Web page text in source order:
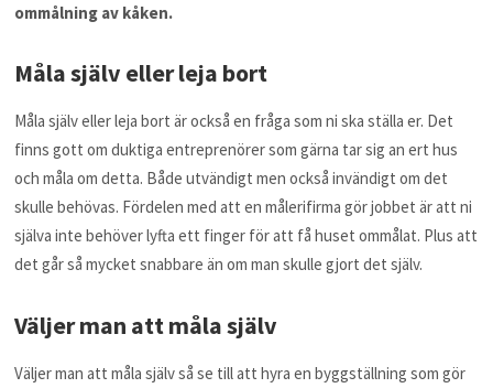
ommålning av kåken.
Måla själv eller leja bort
Måla själv eller leja bort är också en fråga som ni ska ställa er. Det
finns gott om duktiga entreprenörer som gärna tar sig an ert hus
och måla om detta. Både utvändigt men också invändigt om det
skulle behövas. Fördelen med att en målerifirma gör jobbet är att ni
själva inte behöver lyfta ett finger för att få huset ommålat. Plus att
det går så mycket snabbare än om man skulle gjort det själv.
Väljer man att måla själv
Väljer man att måla själv så se till att hyra en byggställning som gör